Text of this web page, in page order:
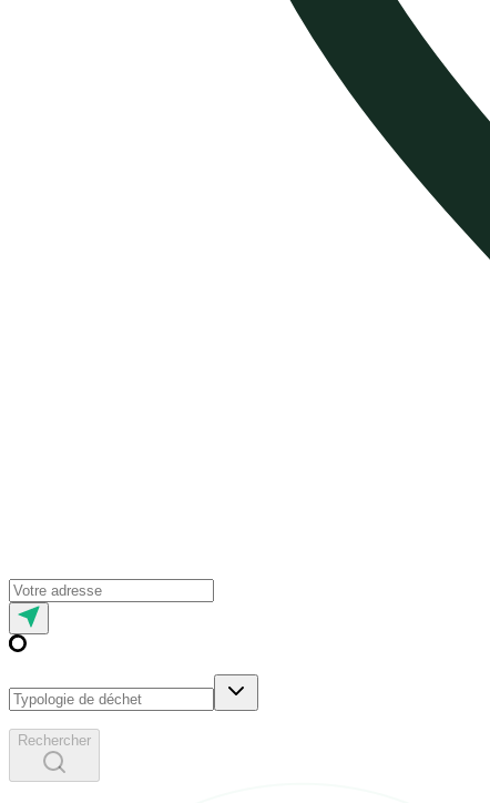
Rechercher